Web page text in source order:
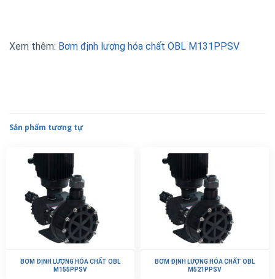
Xem thêm: Bơm định lượng hóa chất OBL M131PPSV
Sản phẩm tương tự
BƠM ĐỊNH LƯỢNG HÓA CHẤT OBL
M155PPSV
BƠM ĐỊNH LƯỢNG HÓA CHẤT OBL
M521PPSV